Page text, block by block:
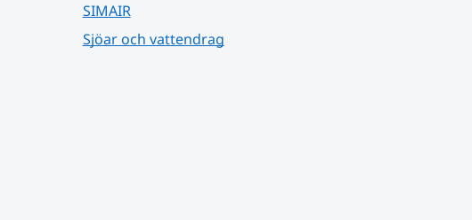
SIMAIR
Sjöar och vattendrag